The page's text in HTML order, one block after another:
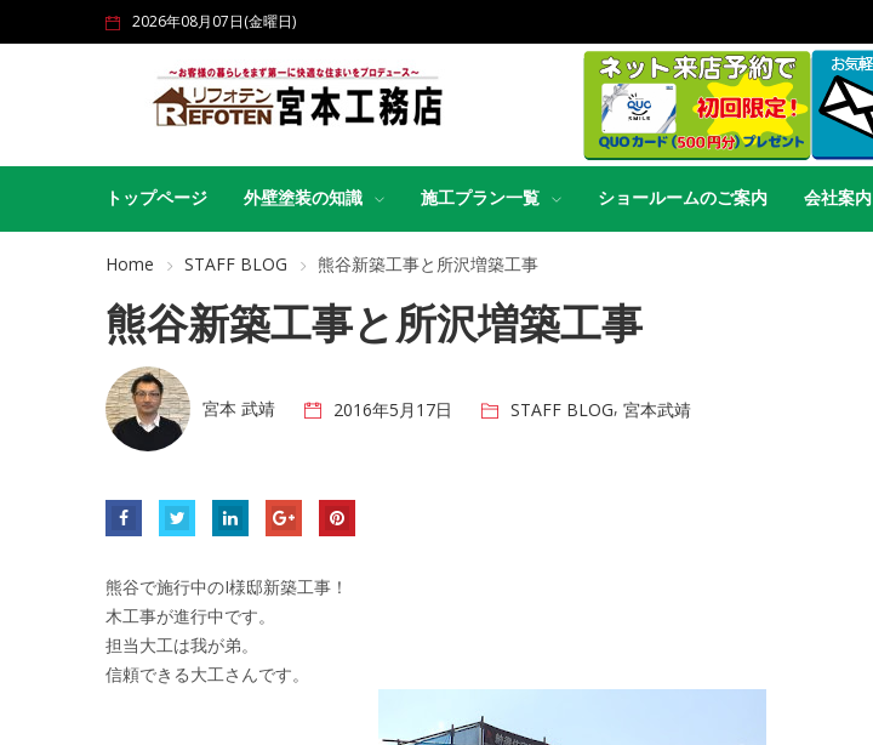
2026年08月07日(金曜日)
トップページ 外壁塗装の知識 施工プラン一覧 ショールームのご案内 会社案内
Home STAFF BLOG 熊谷新築工事と所沢増築工事
熊谷新築工事と所沢増築工事
宮本 武靖 2016年5月17日 STAFF BLOG, 宮本武靖
熊谷で施行中のI様邸新築工事！
木工事が進行中です。
担当大工は我が弟。
信頼できる大工さんです。